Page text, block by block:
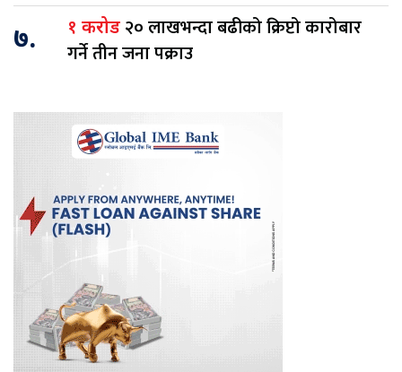
७. १ करोड २० लाखभन्दा बढीको क्रिप्टो कारोबार
गर्ने तीन जना पक्राउ